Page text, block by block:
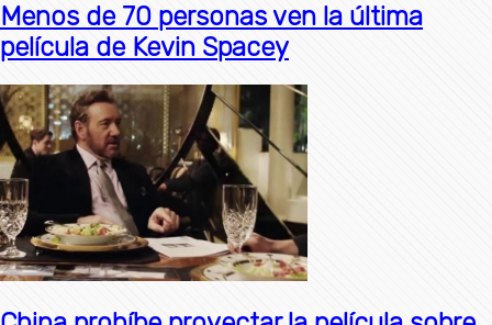
Menos de 70 personas ven la última
película de Kevin Spacey